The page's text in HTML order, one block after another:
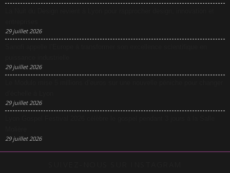
29 juillet 2026
29 juillet 2026
29 juillet 2026
29 juillet 2026